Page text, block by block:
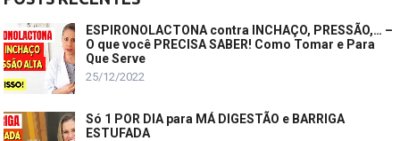
ESPIRONOLACTONA contra INCHAÇO, PRESSÃO,… –
O que você PRECISA SABER! Como Tomar e Para
Que Serve
25/12/2022
Só 1 POR DIA para MÁ DIGESTÃO e BARRIGA
ESTUFADA